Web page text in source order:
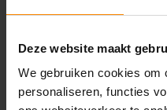
Deze website maakt
We gebruiken cookies om
personaliseren, functies
Montage